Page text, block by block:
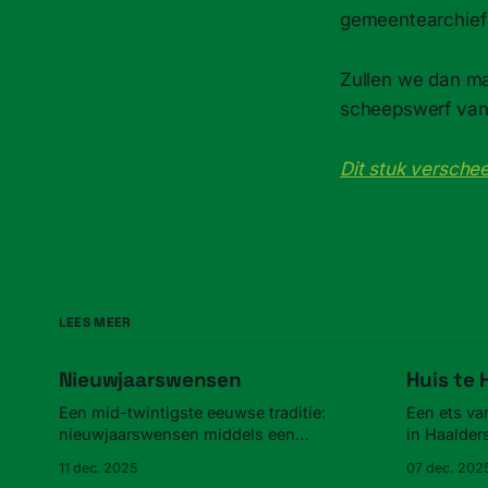
Zullen we dan
scheepswerf
Dit stuk
LEES MEER
Nieuwjaarswensen
Een mid-twintigste eeuwse traditie:
nieuwjaarswensen middels een
11 dec. 2025
Huis te
Een ets
in
07 dec.